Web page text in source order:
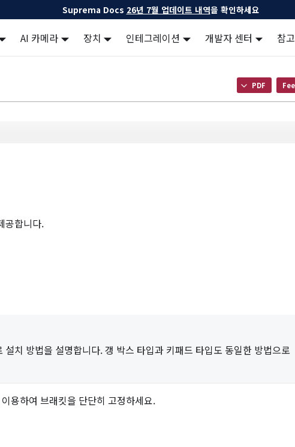
Suprema Docs 26년 7월 업데이트 내역을 확인하세요
AI 카메라 장치 인테그레이션 개발자 센터 참
PDF
공합니다.
치 방법을 설명합니다. 갱 박스 타입과 키패드 타입도 동일한 방법으로
용하여 브래킷을 단단히 고정하세요.